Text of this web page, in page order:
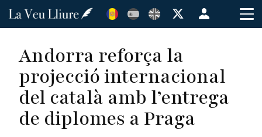
Vés
Menú
de
usuario
Andorra reforça la
projecció internacional
del català amb l’entrega
de diplomes a Praga